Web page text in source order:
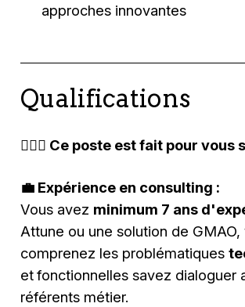
approches innovantes
Qualifications
🕵🏽‍♂️ Ce poste est fait pour vous
💼 Expérience en consulting :
Vous avez minimum 7 ans
Attune ou une solution de GMAO,
comprenez les problématiques
etfonctionnelles savez dialoguer
référents métier.